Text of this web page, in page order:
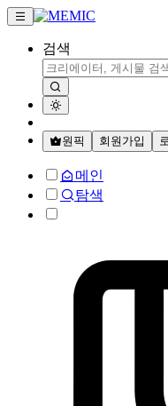
검색
원픽 회원가입
메인
탐색